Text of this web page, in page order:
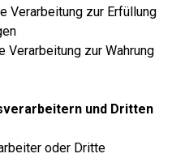
Verarbeitung zur Erfüllung
Verarbeitung zur Wahrung
und Dritten
oder Dritte